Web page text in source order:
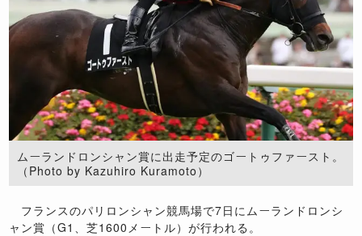
ムーランドロンシャン賞に出走予定のゴートゥファースト。
（Photo by Kazuhiro Kuramoto）
フランスのパリロンシャン競馬場で7日にムーランドロンシ
ャン賞（G1、芝1600メートル）が行われる。